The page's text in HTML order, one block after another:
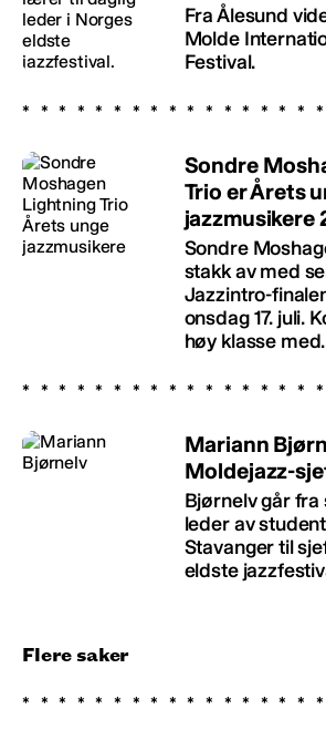
Fra Ålesund
Molde
Festival.
Sondre
Trio er Årets
jazzmusikere
Sondre
stakk av med
Jazzintro-
onsdag 17. juli.
høy klasse
Mariann
Moldejazz-
Bjørnelv går fra
leder av
Stavanger til
eldste
Flere saker